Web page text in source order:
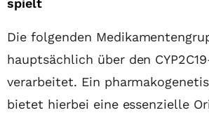
spielt
Die folgenden
hauptsächlich über den
verarbeitet. Ein
bietet hierbei eine essenzielle